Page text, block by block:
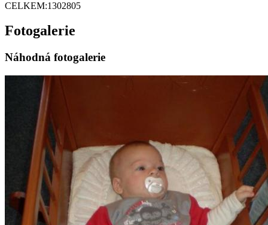
CELKEM:1302805
Fotogalerie
Náhodná fotogalerie